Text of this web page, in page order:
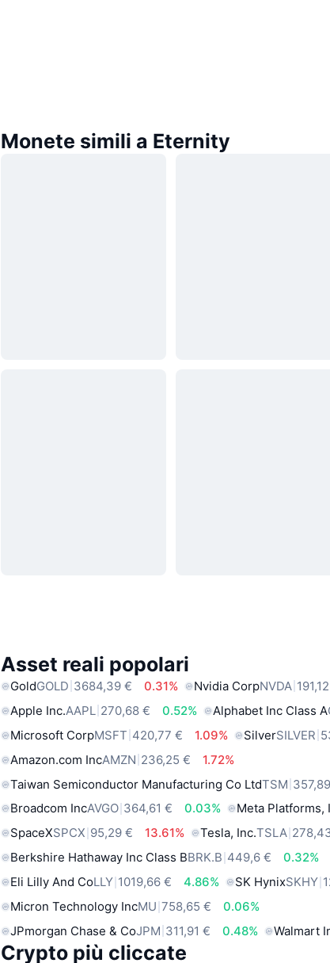
Monete simili a Eternity
Asset reali popolari
GoldGOLD 3684,39 € 0.31% Nvidia CorpNVDA
Apple Inc.AAPL 270,68 € 0.52% Alphabet Inc Class A
Microsoft CorpMSFT 420,77 € 1.09% SilverSILVER
Amazon.com IncAMZN 236,25 €
1.72%
Taiwan Semiconductor Manufacturing Co LtdTSM
Broadcom IncAVGO 364,61 € 0.03% Meta Platforms,
SpaceXSPCX 95,29 € 13.61% Tesla, Inc.TSLA
Berkshire Hathaway Inc Class BBRK.B 449,6 €
0.32%
Eli Lilly And CoLLY 1019,66 € 4.86% SK HynixSKHY
Micron Technology IncMU 758,65 €
0.06%
JPmorgan Chase & CoJPM 311,91 € 0.48% Walmart
Crypto più cliccate